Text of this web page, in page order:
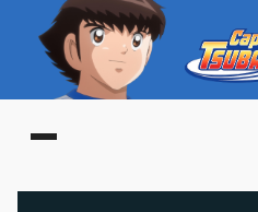
Main menu